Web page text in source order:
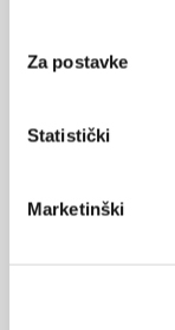
Za postavke
Statistički
Marketinški